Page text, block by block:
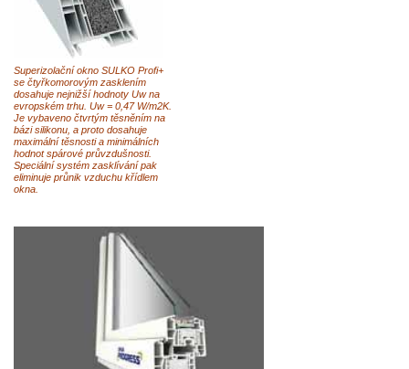
Superizolační okno SULKO Profi+
se čtyřkomorovým zasklením
dosahuje nejnižší hodnoty Uw na
evropském trhu. Uw = 0,47 W/m2K.
Je vybaveno čtvrtým těsněním na
bázi silikonu, a proto dosahuje
maximální těsnosti a minimálních
hodnot spárové průvzdušnosti.
Speciální systém zasklívání pak
eliminuje průnik vzduchu křídlem
okna.